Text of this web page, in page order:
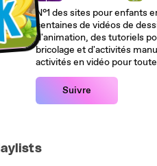
N°1 des sites pour enfants
centaines de vidéos de
d'animation, des tutoriels
bricolage et d'activités
activités en vidéo pour
Suivre